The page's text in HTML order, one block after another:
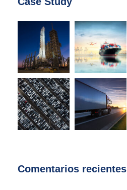
Comentarios recientes